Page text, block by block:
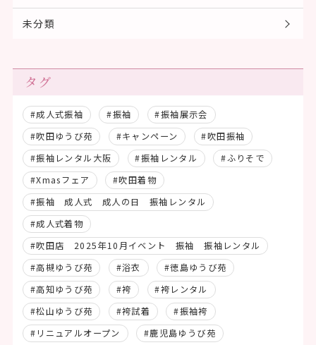
未分類
タグ
#成人式振袖 #振袖
#振袖展示会
#吹田ゆうび苑
#キャンペーン
#吹田振袖
#振袖レンタル大阪
#振袖レンタル
#ふりそで
#Xmasフェア
#吹田着物
#振袖 成人式 成人の日 振袖レンタル
#成人式着物
#吹田店 2025年10月イベント 振袖 振袖レンタル
#高槻ゆうび苑
#浴衣
#徳島ゆうび苑
#高知ゆうび苑
#袴
#袴レンタル
#松山ゆうび苑
#袴試着
#振袖袴
#リニュアルオープン
#鹿児島ゆうび苑